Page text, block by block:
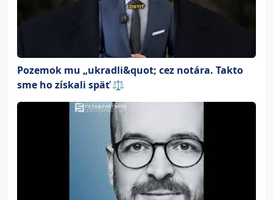
Pozemok mu „ukradli&quot; cez notára. Takto
sme ho získali späť ⚖️